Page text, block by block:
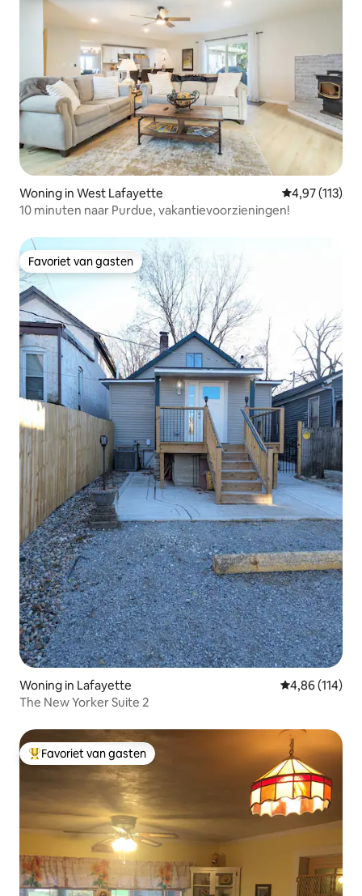
Woning in West Lafayette Gemiddelde
4,97 (113)
10 minuten naar Purdue, vakantievoorzieningen!
Favoriet van gasten
Favoriet van gasten
Woning in Lafayette Gemiddelde
4,86 (114)
The New Yorker Suite 2
Topfavoriet van gasten
Favoriet van gasten